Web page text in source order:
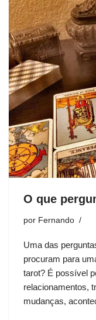
O que
por Fernando
Uma das
procuram para
tarot? É possível
relacionamentos,
mudanças,